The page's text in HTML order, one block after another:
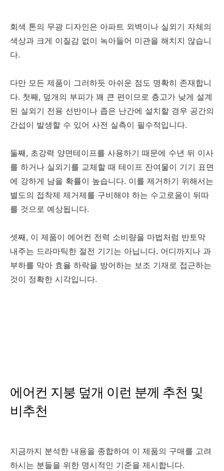
회색 톤의 무광 디자인은 아파트 외벽이나 실외기 자체의
색상과 크게 이질감 없이 녹아들어 미관을 해치지 않습니
다.
다만 모든 제품이 그러하듯 아쉬운 점도 명확히 존재합니
다. 첫째, 덮개의 부피가 꽤 큰 편이므로 층고가 낮게 설계
된 실외기 전용 선반이나 좁은 난간에 설치할 경우 공간의
간섭이 발생할 수 있어 사전 실측이 필수적입니다.
둘째, 초강력 양면테이프를 사용하기 때문에 수년 뒤 이사
를 하거나 실외기를 교체할 때 테이프 잔여물이 기기 표면
에 강하게 남을 확률이 높습니다. 이를 제거하기 위해서는
별도의 접착제 제거제를 구비해야 하는 수고로움이 뒤따
를 것으로 예상됩니다.
셋째, 이 제품이 에어컨 전력 소비량을 마법처럼 반토막
내주는 드라마틱한 절전 기기는 아닙니다. 어디까지나 과
부하를 막아 효율 하락을 방어하는 보조 기재로 접근하는
것이 정확한 시각입니다.
에어컨 지붕 덮개 이런 분께 추천 및
비추천
지금까지 분석한 내용을 종합하여 이 제품의 구매를 고려
하시는 분들을 위한 명시적인 기준을 제시합니다.